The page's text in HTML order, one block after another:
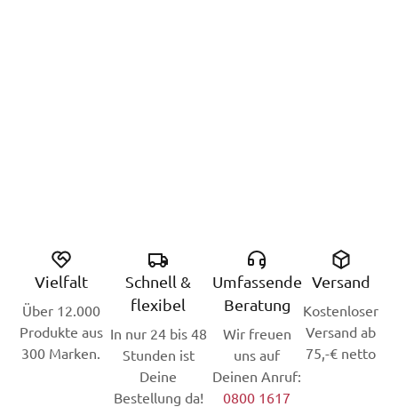
Vielfalt
Über 12.000
Produkte aus
300 Marken.
Schnell &
flexibel
In nur 24 bis 48
Stunden ist
Deine
Bestellung da!
Umfassende
Beratung
Wir freuen
uns auf
Deinen Anruf:
0800 1617
Versand
Kostenloser
Versand ab
75,-€ netto